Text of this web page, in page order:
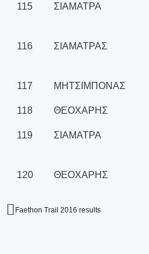
115 ΣΙΑΜΑΤΡΑ
116 ΣΙΑΜΑΤΡΑΣ
117 ΜΗΤΣΙΜΠΟΝΑΣ
118 ΘΕΟΧΑΡΗΣ
119 ΣΙΑΜΑΤΡΑ
120 ΘΕΟΧΑΡΗΣ
Faethon Trail 2016 results